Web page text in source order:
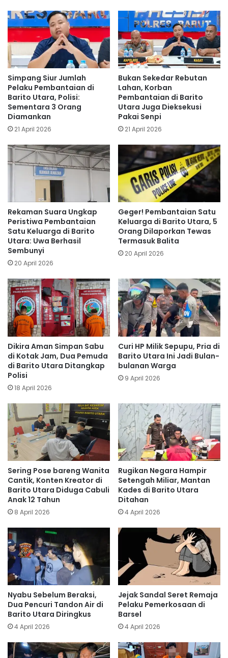
Simpang Siur Jumlah
Pelaku Pembantaian di
Barito Utara, Polisi:
Sementara 3 Orang
Diamankan
21 April 2026
Bukan Sekedar Rebutan
Lahan, Korban
Pembantaian di Barito
Utara Juga Dieksekusi
Pakai Senpi
21 April 2026
Rekaman Suara Ungkap
Peristiwa Pembantaian
Satu Keluarga di Barito
Utara: Uwa Berhasil
Sembunyi
20 April 2026
Geger! Pembantaian Satu
Keluarga di Barito Utara, 5
Orang Dilaporkan Tewas
Termasuk Balita
20 April 2026
Dikira Aman Simpan Sabu
di Kotak Jam, Dua Pemuda
di Barito Utara Ditangkap
Polisi
18 April 2026
Curi HP Milik Sepupu, Pria di
Barito Utara Ini Jadi Bulan-
bulanan Warga
9 April 2026
Sering Pose bareng Wanita
Cantik, Konten Kreator di
Barito Utara Diduga Cabuli
Anak 12 Tahun
8 April 2026
Rugikan Negara Hampir
Setengah Miliar, Mantan
Kades di Barito Utara
Ditahan
4 April 2026
Nyabu Sebelum Beraksi,
Dua Pencuri Tandon Air di
Barito Utara Diringkus
4 April 2026
Jejak Sandal Seret Remaja
Pelaku Pemerkosaan di
Barsel
4 April 2026